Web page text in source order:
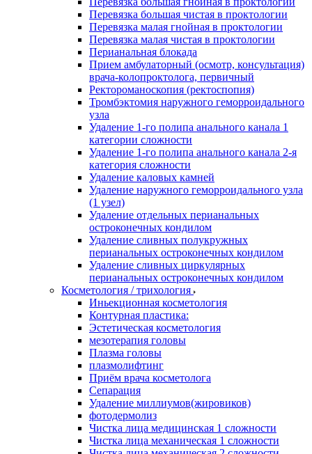
Перевязка большая чистая в проктологии
Перевязка малая гнойная в проктологии
Перевязка малая чистая в проктологии
Перианальная блокада
Прием амбулаторный (осмотр, консультация)
врача-колопроктолога, первичный
Ректороманоскопия (ректоспопия)
Тромбэктомия наружного геморроидального
узла
Удаление 1-го полипа анального канала 1
категории сложности
Удаление 1-го полипа анального канала 2-я
категория сложности
Удаление каловых камней
Удаление наружного геморроидального узла
(1 узел)
Удаление отдельных перианальных
остроконечных кондилом
Удаление сливных полукружных
перианальных остроконечных кондилом
Удаление сливных циркулярных
перианальных остроконечных кондилом
Косметология / трихология
Иньекционная косметология
Контурная пластика:
Эстетическая косметология
мезотерапия головы
Плазма головы
плазмолифтинг
Приём врача косметолога
Сепарация
Удаление миллиумов(жировиков)
фотодермолиз
Чистка лица медицинская 1 сложности
Чистка лица механическая 1 сложности